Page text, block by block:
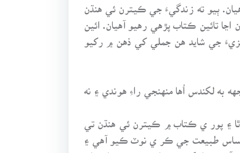
ٻيو ته زندگيءَ جي ڪيترن ئي هنڌن
تائين ڪتاب پڙهي رهيو آهيان. ائين
جي شايد هن جملي کي ذهن ۾ رکيو
به لکندس اُها منهنجي راءِ هوندي ۽ نه
ٿا ۽ پور ي ڪتاب ۾ ڪيترن ئي هنڌن تي
حساس طبيعت جي ڪر ي نوٽ ڪيو آهي ۽
ته ليکڪ جي اندر ۾ عزت، احترام